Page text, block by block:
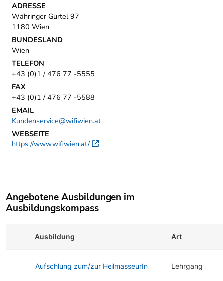
ADRESSE
Währinger Gürtel 97
1180 Wien
BUNDESLAND
Wien
TELEFON
+43 (0)1 / 476 77 -5555
FAX
+43 (0)1 / 476 77 -5588
EMAIL
Kundenservice@wifiwien.at
WEBSEITE
https://www.wifiwien.at/
Externer Link
Angebotene Ausbildungen im
Ausbildungskompass
Ausbildung Art
Aufschlung zum/zur HeilmasseurIn Lehrgang